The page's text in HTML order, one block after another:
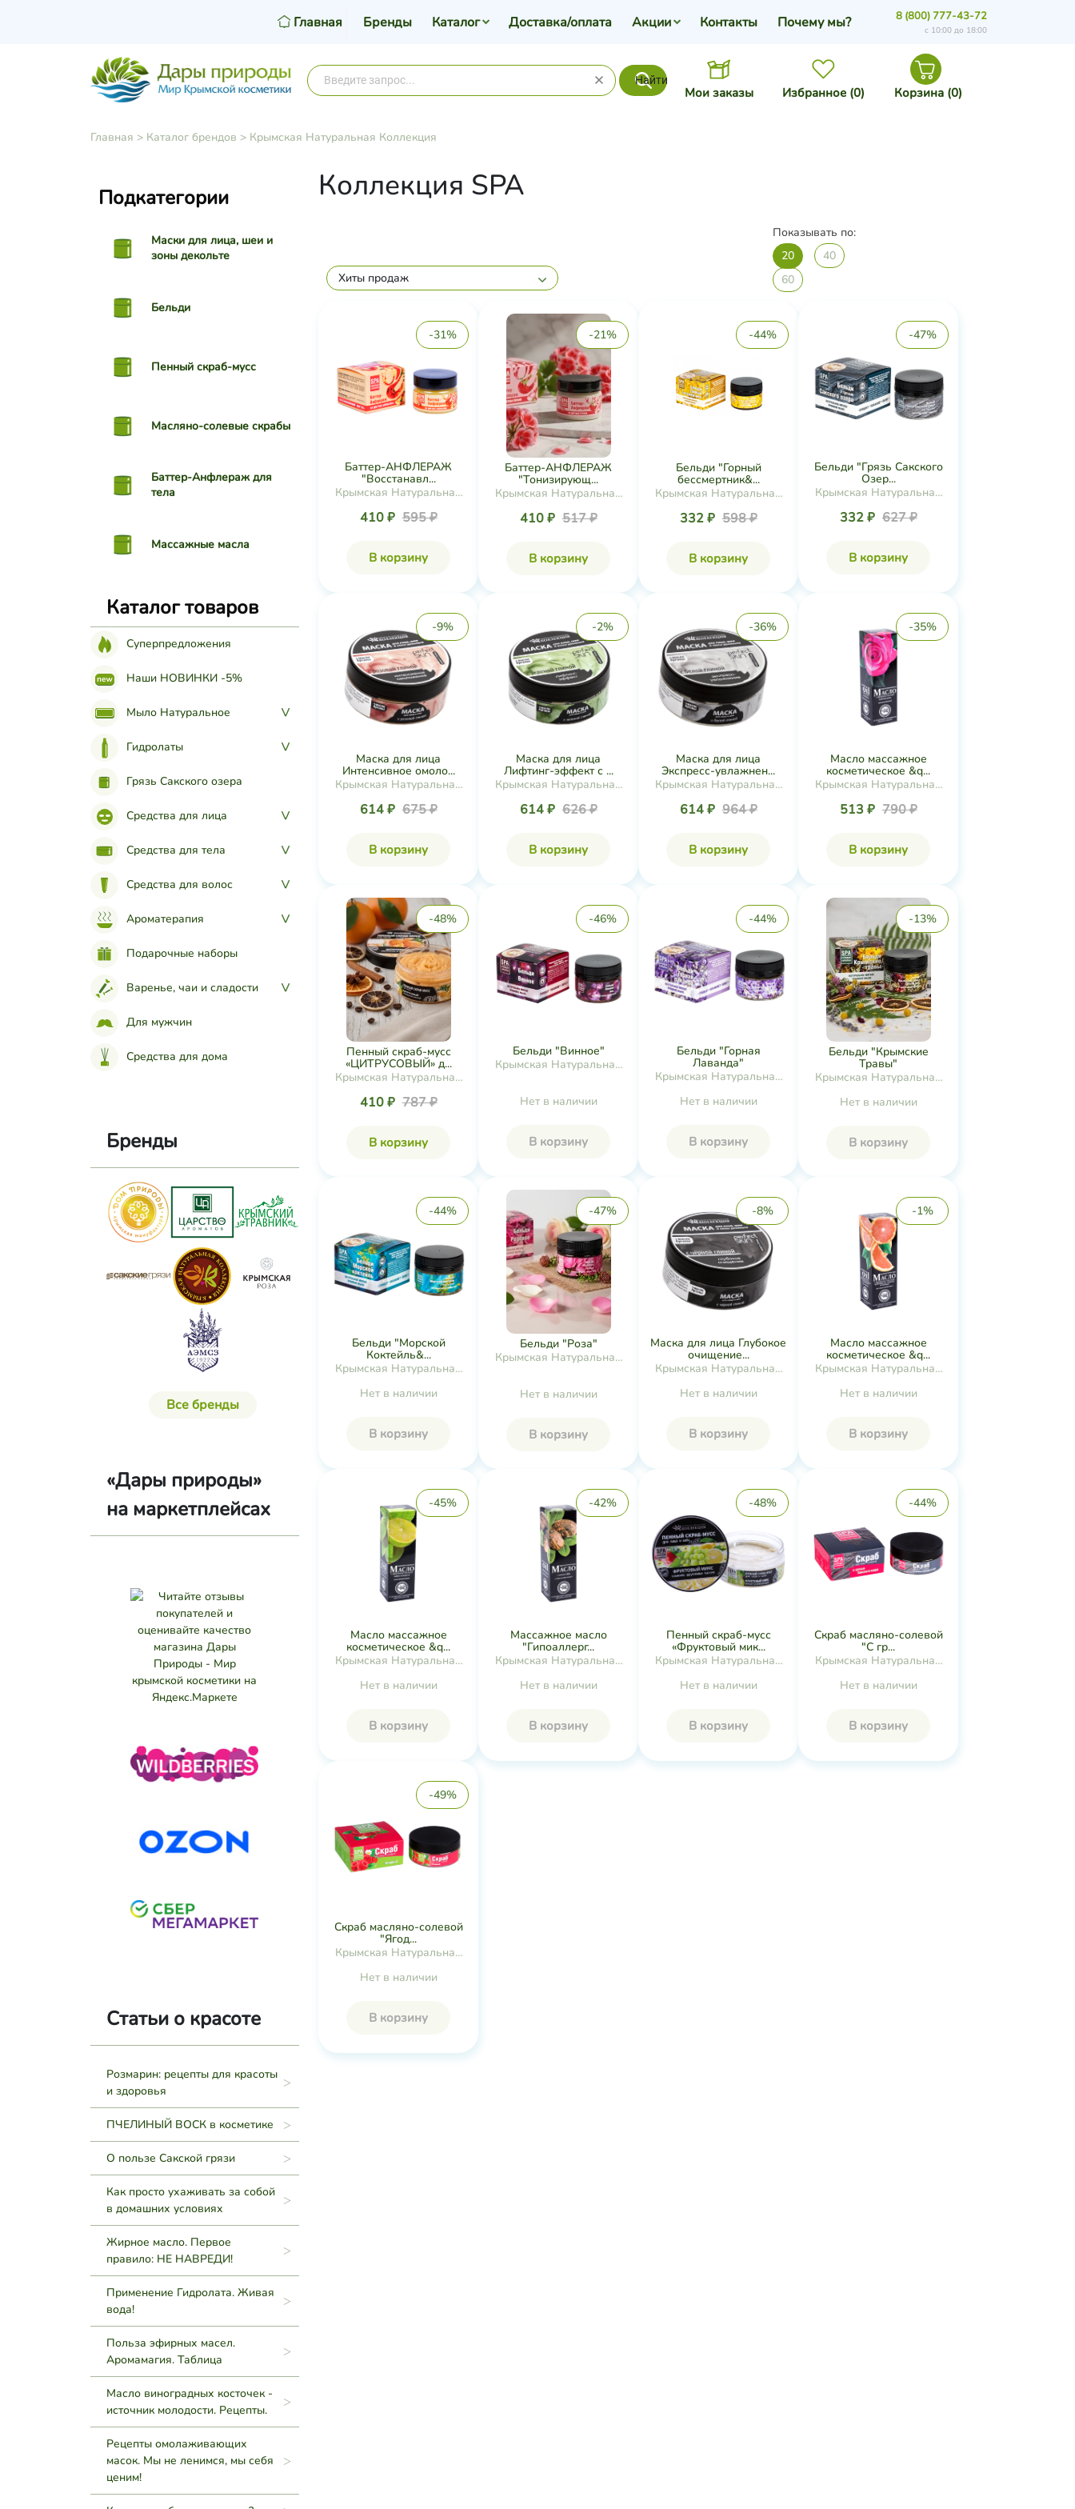
Найти
Мои заказы Избранное (0) Корзина (0)
Главная Бренды Каталог Доставка/оплата Акции Контакты Почему мы? 8 (800) 777-43-72
с 10:00 до 18:00
Главная > Каталог брендов > Крымская Натуральная Коллекция
Подкатегории
Маски для лица, шеи и
зоны декольте
Бельди
Пенный скраб-мусс
Масляно-солевые скрабы
Баттер-Анфлераж для
тела
Массажные масла
Каталог товаров
Суперпредложения
Наши НОВИНКИ -5%
Мыло Натуральное >
Гидролаты >
Грязь Сакского озера
Средства для лица >
Средства для тела >
Средства для волос >
Ароматерапия >
Подарочные наборы
Варенье, чаи и сладости >
Для мужчин
Средства для дома
Бренды
Все бренды
«Дары природы»
на маркетплейсах
Статьи о красоте
Розмарин: рецепты для красоты
и здоровья
ПЧЕЛИНЫЙ ВОСК в косметике
О пользе Сакской грязи
Как просто ухаживать за собой
в домашних условиях
Жирное масло. Первое
правило: НЕ НАВРЕДИ!
Применение Гидролата. Живая
вода!
Польза эфирных масел.
Аромамагия. Таблица
Масло виноградных косточек -
источник молодости. Рецепты.
Рецепты омолаживающих
масок. Мы не ленимся, мы себя
ценим!
Коллекция SPA
Хиты продаж
Показывать по:
20
40
60
-31%
Баттер-АНФЛЕРАЖ
"Восстанавл...
Крымская Натуральная
410 ₽ 595 ₽
В корзину
-21%
Баттер-АНФЛЕРАЖ
"Тонизирующ...
Крымская Натуральная
410 ₽ 517 ₽
В корзину
-44%
Бельди "Горный
бессмертник&...
Крымская Натуральная
332 ₽ 598 ₽
В корзину
-47%
Бельди "Грязь Сакского
Озер...
Крымская Натуральная
332 ₽ 627 ₽
В корзину
-9%
Маска для лица
Интенсивное омоло...
Крымская Натуральная
614 ₽ 675 ₽
В корзину
-2%
Маска для лица
Лифтинг-эффект с ...
Крымская Натуральная
614 ₽ 626 ₽
В корзину
-36%
Маска для лица
Экспресс-увлажнен...
Крымская Натуральная
614 ₽ 964 ₽
В корзину
-35%
Масло массажное
косметическое &q...
Крымская Натуральная
513 ₽ 790 ₽
В корзину
-48%
Пенный скраб-мусс
«ЦИТРУСОВЫЙ» д...
Крымская Натуральная
410 ₽ 787 ₽
В корзину
-46%
Бельди "Винное"
Крымская Натуральная
Нет в наличии
В корзину
-44%
Бельди "Горная
Лаванда"
Крымская Натуральная
Нет в наличии
В корзину
-13%
Бельди "Крымские
Травы"
Крымская Натуральная
Нет в наличии
В корзину
-44%
Бельди "Морской
Коктейль&...
Крымская Натуральная
Нет в наличии
В корзину
-47%
Бельди "Роза"
Крымская Натуральная
Нет в наличии
В корзину
-8%
Маска для лица Глубокое
очищение...
Крымская Натуральная
Нет в наличии
В корзину
-1%
Масло массажное
косметическое &q...
Крымская Натуральная
Нет в наличии
В корзину
-45%
Масло массажное
косметическое &q...
Крымская Натуральная
Нет в наличии
В корзину
-42%
Массажное масло
"Гипоаллерг...
Крымская Натуральная
Нет в наличии
В корзину
-48%
Пенный скраб-мусс
«Фруктовый мик...
Крымская Натуральная
Нет в наличии
В корзину
-44%
Скраб масляно-солевой
"С гр...
Крымская Натуральная
Нет в наличии
В корзину
-49%
Скраб масляно-солевой
"Ягод...
Крымская Натуральная
Нет в наличии
В корзину